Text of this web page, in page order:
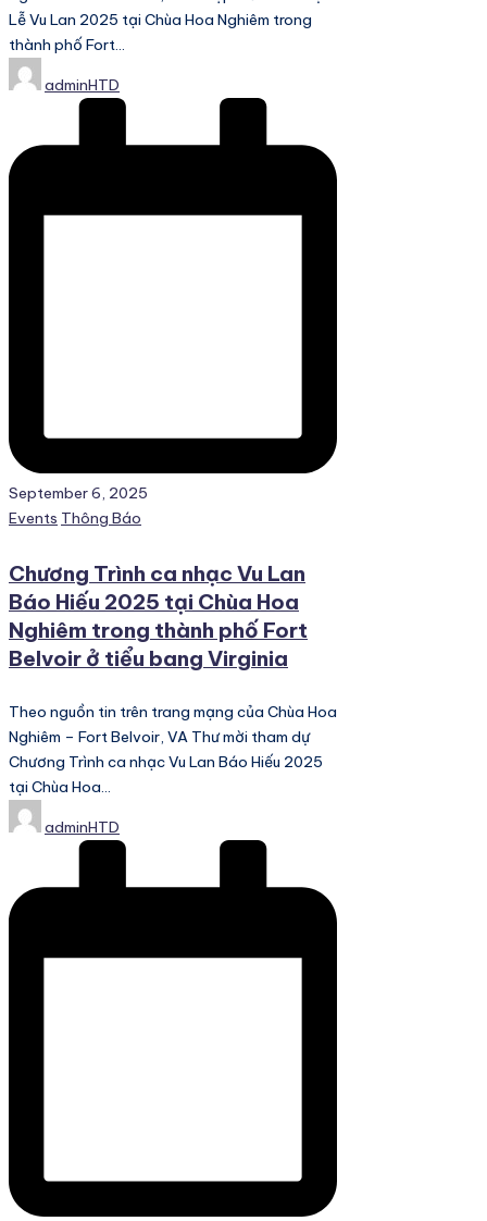
Lễ Vu Lan 2025 tại Chùa Hoa Nghiêm trong
thành phố Fort…
Posted
by
adminHTD
September 6, 2025
Posted
Events Thông Báo
Chương Trình ca nhạc Vu Lan
Báo Hiếu 2025 tại Chùa Hoa
Nghiêm trong thành phố Fort
Belvoir ở tiểu bang Virginia
Theo nguồn tin trên trang mạng của Chùa Hoa
Nghiêm – Fort Belvoir, VA Thư mời tham dự
Chương Trình ca nhạc Vu Lan Báo Hiếu 2025
tại Chùa Hoa…
Posted
by
adminHTD